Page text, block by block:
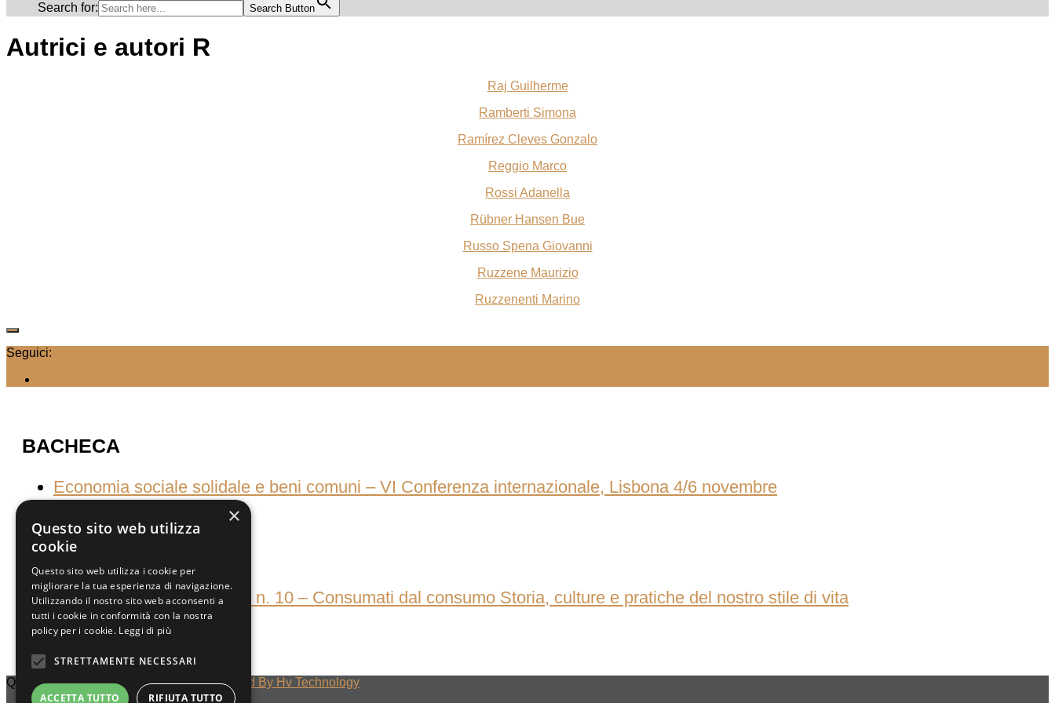
Search for:
Search Button
Autrici e autori R
Raj Guilherme
Ramberti Simona
Ramírez Cleves Gonzalo
Reggio Marco
Rossi Adanella
Rübner Hansen Bue
Russo Spena Giovanni
Ruzzene Maurizio
Ruzzenenti Marino
Seguici:
BACHECA
Economia sociale solidale e beni comuni – VI Conferenza internazionale, Lisbona 4/6 novembre
CALL FOR PAPER
Quaderni della decrescita, n. 10 – Consumati dal consumo Storia, culture e pratiche del nostro stile di vita
Quaderni Della Decrescita © 2023Designed By Hv Technology
×
Questo sito web utilizza
cookie
Questo sito web utilizza i cookie per
migliorare la tua esperienza di navigazione.
Utilizzando il nostro sito web acconsenti a
tutti i cookie in conformità con la nostra
policy per i cookie. Leggi di più
STRETTAMENTE NECESSARI
ACCETTA TUTTO RIFIUTA TUTTO